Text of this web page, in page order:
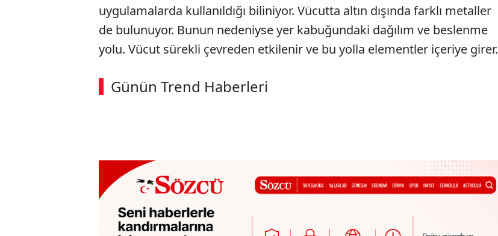
uygulamalarda kullanıldığı biliniyor. Vücutta altın dışında farklı metaller
de bulunuyor. Bunun nedeniyse yer kabuğundaki dağılım ve beslenme
yolu. Vücut sürekli çevreden etkilenir ve bu yolla elementler içeriye girer.
Günün Trend Haberleri